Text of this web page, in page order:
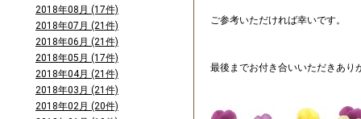
ご参考いただければ幸いです。
最後までお付き合いいただきあり
2018年08月 (17件)
2018年07月 (21件)
2018年06月 (21件)
2018年05月 (17件)
2018年04月 (21件)
2018年03月 (21件)
2018年02月 (20件)